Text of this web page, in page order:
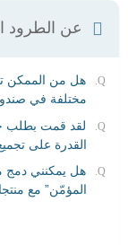
عن الطرود
هل من الممكن
مختلفة في
لقد قمت بطلب
القدرة على
هل يمكنني دمج
المؤمّن” مع